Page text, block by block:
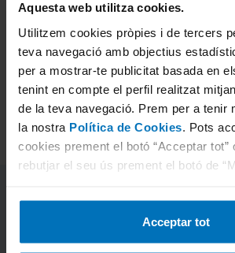
Aquesta web utilitza cookies.
Utilitzem cookies pròpies i de tercers
teva navegació amb objectius
per a mostrar-te publicitat basada en
tenint en compte el perfil realitzat
de la teva navegació. Prem per a tenir
la nostra Política de Cookies . Pots
cookies prement el botó “Acceptar tot”
rebutjar el seu ús prement el botó de
Acceptar tot
Juny: 24
Agost: 1, 8, 15, 22, 29
Setembre: 5, 11, 12, 24
Octubre: 12
Desembre: 8, 24, 25, 26, 31